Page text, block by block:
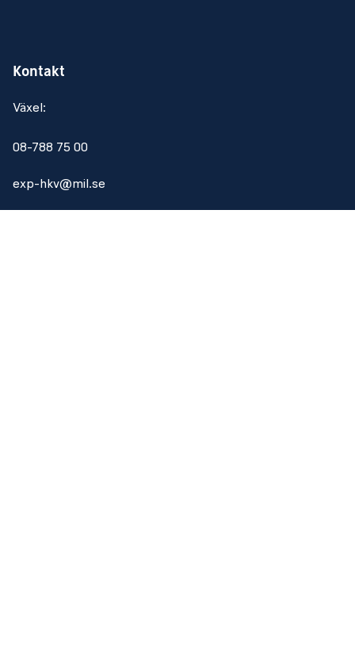
Kontakt
Växel:
08-788 75 00
exp-hkv@mil.se